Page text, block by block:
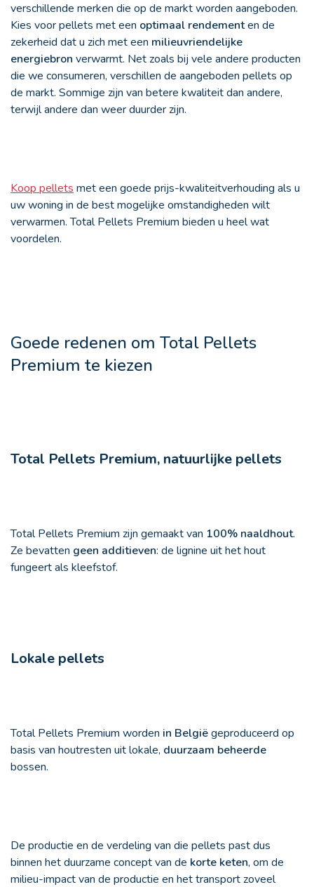
verschillende merken die op de markt worden aangeboden.
Kies voor pellets met een optimaal rendementen de
zekerheid dat u zich met een milieuvriendelijke
energiebron verwarmt. Net zoals bij vele andere producten
die we consumeren, verschillen de aangeboden pellets op
de markt. Sommige zijn van betere kwaliteit dan andere,
terwijl andere dan weer duurder zijn.
Koop pellets met een goede prijs-kwaliteitverhouding als u
uw woning in de best mogelijke omstandigheden wilt
verwarmen. Total Pellets Premium bieden u heel wat
voordelen.
Goede redenen om Total Pellets
Premium te kiezen
Total Pellets Premium, natuurlijke pellets
Total Pellets Premium zijn gemaakt van 100% naaldhout.
Ze bevatten geen additieven: de lignine uit het hout
fungeert als kleefstof.
Lokale pellets
Total Pellets Premium worden in Belgiëgeproduceerd op
basis van houtresten uit lokale, duurzaam beheerde
bossen.
De productie en de verdeling van die pellets past dus
binnen het duurzame concept van de korte keten, om de
milieu-impact van de productie en het transport zoveel